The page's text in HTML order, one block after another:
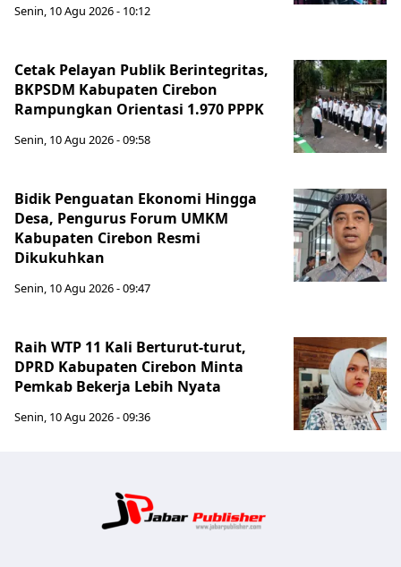
Senin, 10 Agu 2026 - 10:12
Cetak Pelayan Publik Berintegritas,
BKPSDM Kabupaten Cirebon
Rampungkan Orientasi 1.970 PPPK
Senin, 10 Agu 2026 - 09:58
Bidik Penguatan Ekonomi Hingga
Desa, Pengurus Forum UMKM
Kabupaten Cirebon Resmi
Dikukuhkan
Senin, 10 Agu 2026 - 09:47
Raih WTP 11 Kali Berturut-turut,
DPRD Kabupaten Cirebon Minta
Pemkab Bekerja Lebih Nyata
Senin, 10 Agu 2026 - 09:36